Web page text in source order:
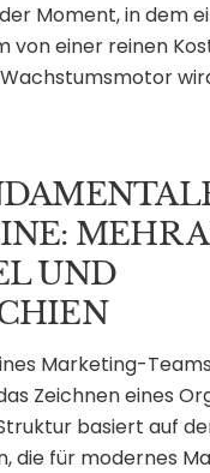
Moment, in dem
von einer reinen
MEHR
UND
Marketing-
Zeichnen eines
basiert auf
die für modernes